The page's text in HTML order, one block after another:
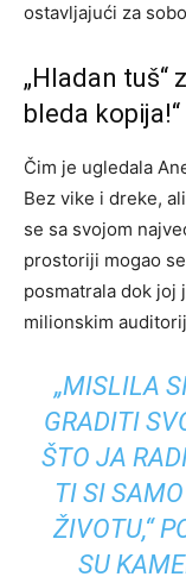
ostavljajući za
„Hladan tuš“
bleda kopija!“
Čim je ugledala
Bez vike i dreke,
se sa svojom
prostoriji mogao
posmatrala dok joj
milionskim
„MISLILA
GRADITI
ŠTO JA
TI SI
ŽIVOTU,“
SU